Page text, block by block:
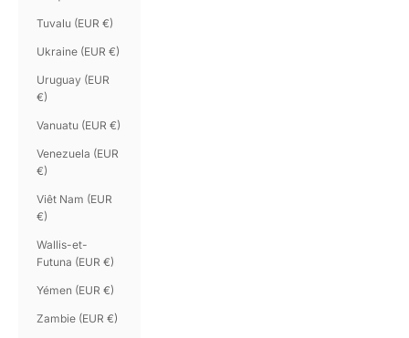
Tuvalu (EUR €)
Ukraine (EUR €)
Uruguay (EUR
€)
Vanuatu (EUR €)
Venezuela (EUR
€)
Viêt Nam (EUR
€)
Wallis-et-
Futuna (EUR €)
Yémen (EUR €)
Zambie (EUR €)